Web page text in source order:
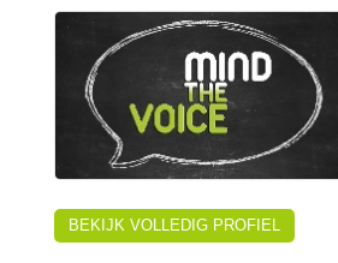
BEKIJK VOLLEDIG PROFIEL